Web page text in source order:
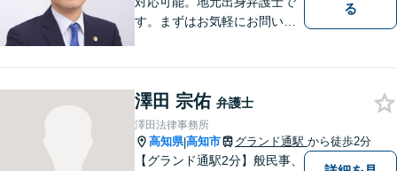
す。まずはお気軽にお問い合
る
澤田 宗佑 弁護士
澤田法律事務所
高知県|高知市 グランド通駅 から徒歩2分
【グランド通駅2分】般民事、